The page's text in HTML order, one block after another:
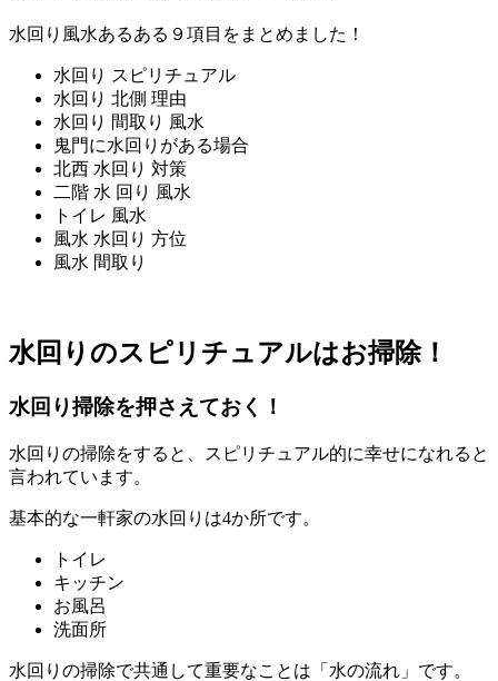
水回り風水あるある９項目をまとめました！
水回り スピリチュアル
水回り 北側 理由
水回り 間取り 風水
鬼門に水回りがある場合
北西 水回り 対策
二階 水 回り 風水
トイレ 風水
風水 水回り 方位
風水 間取り
水回りのスピリチュアルはお掃除！
水回り掃除を押さえておく！
水回りの掃除をすると、スピリチュアル的に幸せになれると
言われています。
基本的な一軒家の水回りは4か所です。
トイレ
キッチン
お風呂
洗面所
水回りの掃除で共通して重要なことは「水の流れ」です。